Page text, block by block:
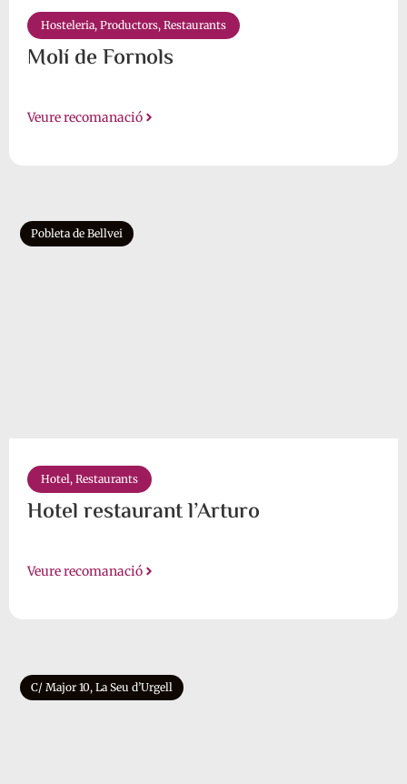
Hosteleria, Productors, Restaurants
Molí de Fornols
Veure recomanació
Pobleta de Bellvei
Hotel, Restaurants
Hotel restaurant l’Arturo
Veure recomanació
C/ Major 10, La Seu d’Urgell